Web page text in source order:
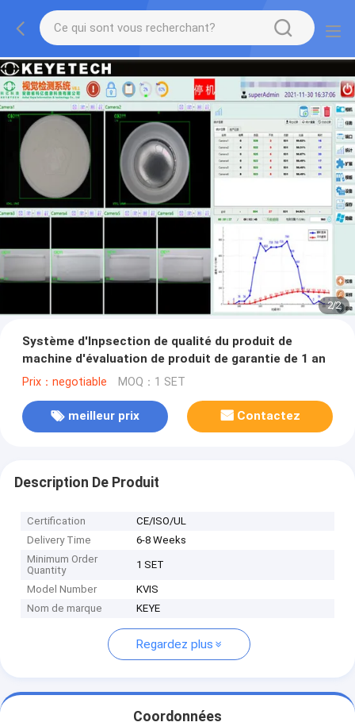
2/2
Système d'Inpsection de qualité du produit de
machine d'évaluation de produit de garantie de 1 an
Prix：negotiable MOQ：1 SET
meilleur prix Contactez
Description De Produit
Certification
CE/ISO/UL
Delivery Time
6-8 Weeks
Minimum Order
Quantity
1 SET
Model Number
KVIS
Nom de marque
KEYE
Regardez plus
Coordonnées